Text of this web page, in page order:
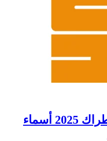
نتائج مسابقة سوناطراك 2025 أسماء